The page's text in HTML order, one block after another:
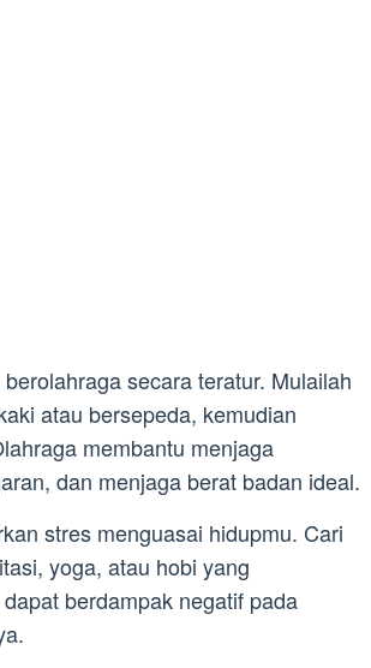
secara teratur. Mulailah
atau bersepeda, kemudian
membantu menjaga
dan menjaga berat badan ideal.
stres menguasai hidupmu. Cari
yoga, atau hobi yang
berdampak negatif pada